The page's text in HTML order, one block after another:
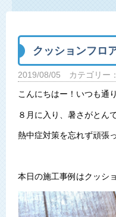
クッションフロ
2019/08/05 カテゴリー：
こんにちはー！いつも通
８月に入り、暑さがとん
熱中症対策を忘れず頑張
本日の施工事例はクッシ